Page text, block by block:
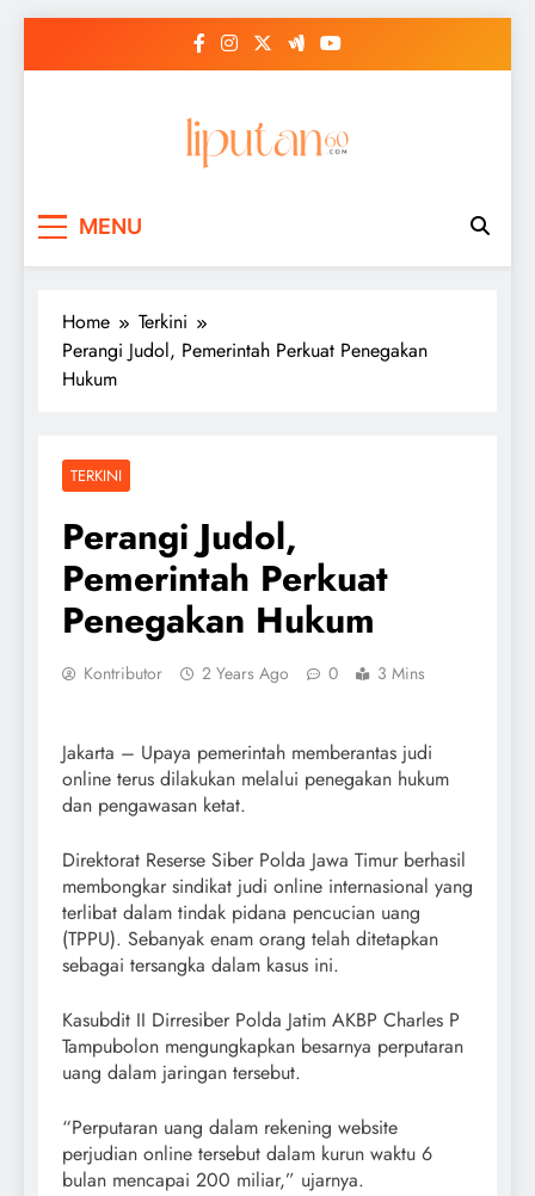
MENU
Home
Terkini
Perangi Judol, Pemerintah Perkuat Penegakan
Hukum
TERKINI
Perangi Judol,
Pemerintah Perkuat
Penegakan Hukum
Kontributor 2 Years Ago 0 3 Mins
Jakarta – Upaya pemerintah memberantas judi
online terus dilakukan melalui penegakan hukum
dan pengawasan ketat.
Direktorat Reserse Siber Polda Jawa Timur berhasil
membongkar sindikat judi online internasional yang
terlibat dalam tindak pidana pencucian uang
(TPPU). Sebanyak enam orang telah ditetapkan
sebagai tersangka dalam kasus ini.
Kasubdit II Dirresiber Polda Jatim AKBP Charles P
Tampubolon mengungkapkan besarnya perputaran
uang dalam jaringan tersebut.
“Perputaran uang dalam rekening website
perjudian online tersebut dalam kurun waktu 6
bulan mencapai 200 miliar,” ujarnya.